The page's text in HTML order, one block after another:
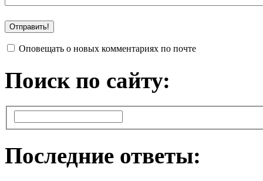
Оповещать о новых комментариях по почте
Поиск по сайту:
Последние ответы: